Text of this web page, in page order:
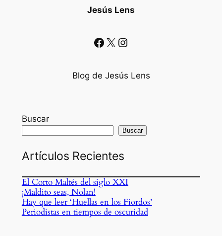
Jesús Lens
Facebook X Instagram
Blog de Jesús Lens
Buscar
Buscar
Artículos Recientes
El Corto Maltés del siglo XXI
¡Maldito seas, Nolan!
Hay que leer ‘Huellas en los Fiordos’
Periodistas en tiempos de oscuridad